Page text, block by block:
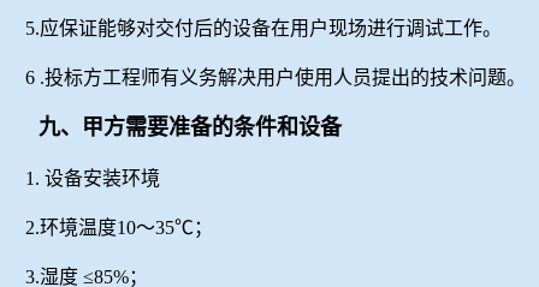
5.应保证能够对交付后的设备在用户现场进行调试工作。
6 .投标方工程师有义务解决用户使用人员提出的技术问题。
九、甲方需要准备的条件和设备
1. 设备安装环境
2.环境温度10～35℃；
3.湿度 ≤85%；